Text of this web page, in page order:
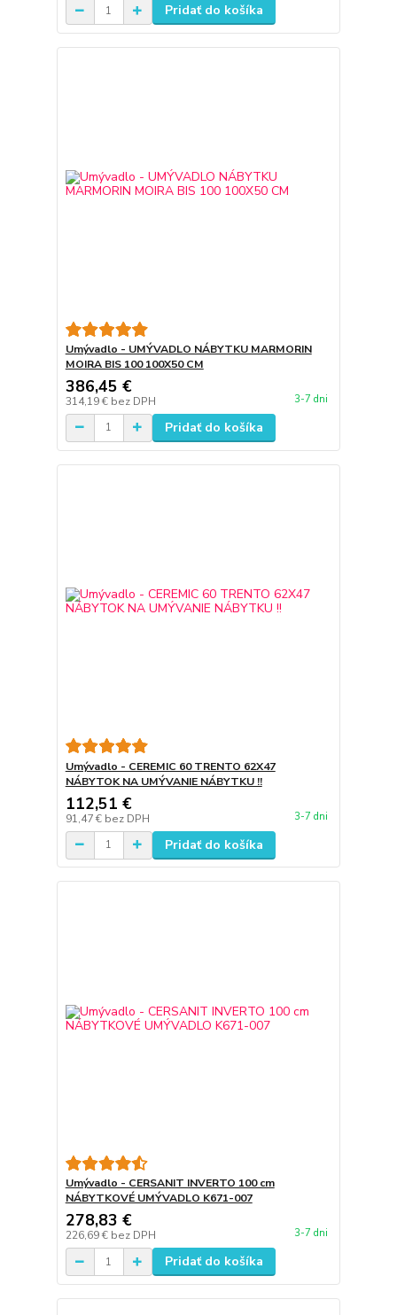
Pridať do košíka
Umývadlo - UMÝVADLO NÁBYTKU MARMORIN
MOIRA BIS 100 100X50 CM
386,45 €
314,19 € bez DPH 3-7 dni
Pridať do košíka
Umývadlo - CEREMIC 60 TRENTO 62X47
NÁBYTOK NA UMÝVANIE NÁBYTKU !!
112,51 €
91,47 € bez DPH 3-7 dni
Pridať do košíka
Umývadlo - CERSANIT INVERTO 100 cm
NÁBYTKOVÉ UMÝVADLO K671-007
278,83 €
226,69 € bez DPH 3-7 dni
Pridať do košíka